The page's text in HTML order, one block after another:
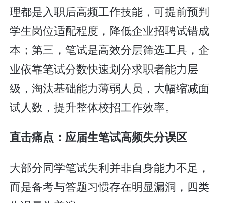
理都是入职后高频工作技能，可提前预判
学生岗位适配程度，降低企业招聘试错成
本；第三，笔试是高效分层筛选工具，企
业依靠笔试分数快速划分求职者能力层
级，淘汰基础能力薄弱人员，大幅缩减面
试人数，提升整体校招工作效率。
直击痛点：应届生笔试高频失分误区
大部分同学笔试失利并非自身能力不足，
而是备考与答题习惯存在明显漏洞，四类